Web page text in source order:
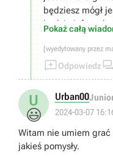
będziesz mógł
będzie info o
Pokaż całą
[wyedytowany przez
Odpowiedz
U
😃
Urban00
2024-03-07
Witam nie umiem
jakieś pomysły.